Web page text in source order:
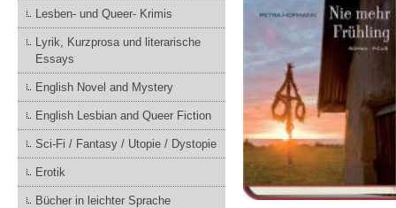
Lesben- und Queer- Krimis
Lyrik, Kurzprosa und literarische
Essays
English Novel and Mystery
English Lesbian and Queer Fiction
Sci-Fi / Fantasy / Utopie / Dystopie
Erotik
Bücher in leichter Sprache